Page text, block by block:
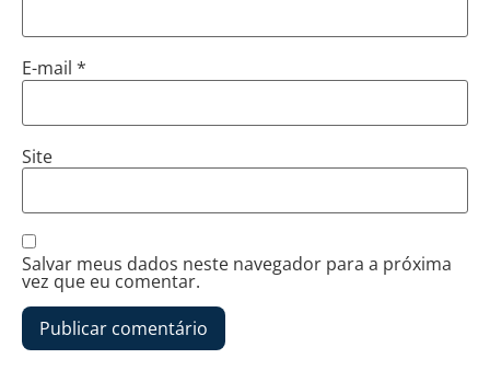
E-mail *
Site
Salvar meus dados neste navegador para a próxima
vez que eu comentar.